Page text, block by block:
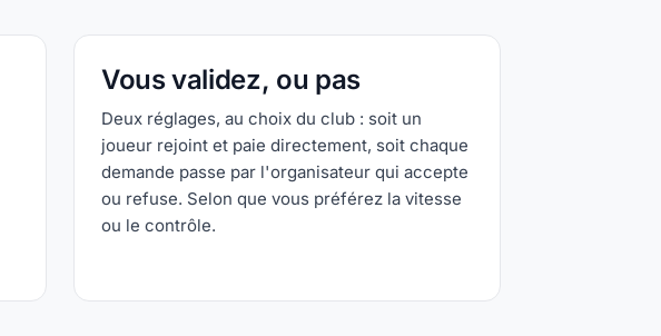
Vous validez, ou pas
Deux réglages, au choix du club : soit un
joueur rejoint et paie directement, soit chaque
demande passe par l'organisateur qui accepte
ou refuse. Selon que vous préférez la vitesse
ou le contrôle.